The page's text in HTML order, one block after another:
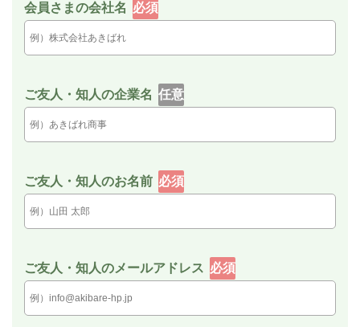
会員さまの会社名 必須
ご友人・知人の企業名 任意
ご友人・知人のお名前 必須
ご友人・知人のメールアドレス 必須